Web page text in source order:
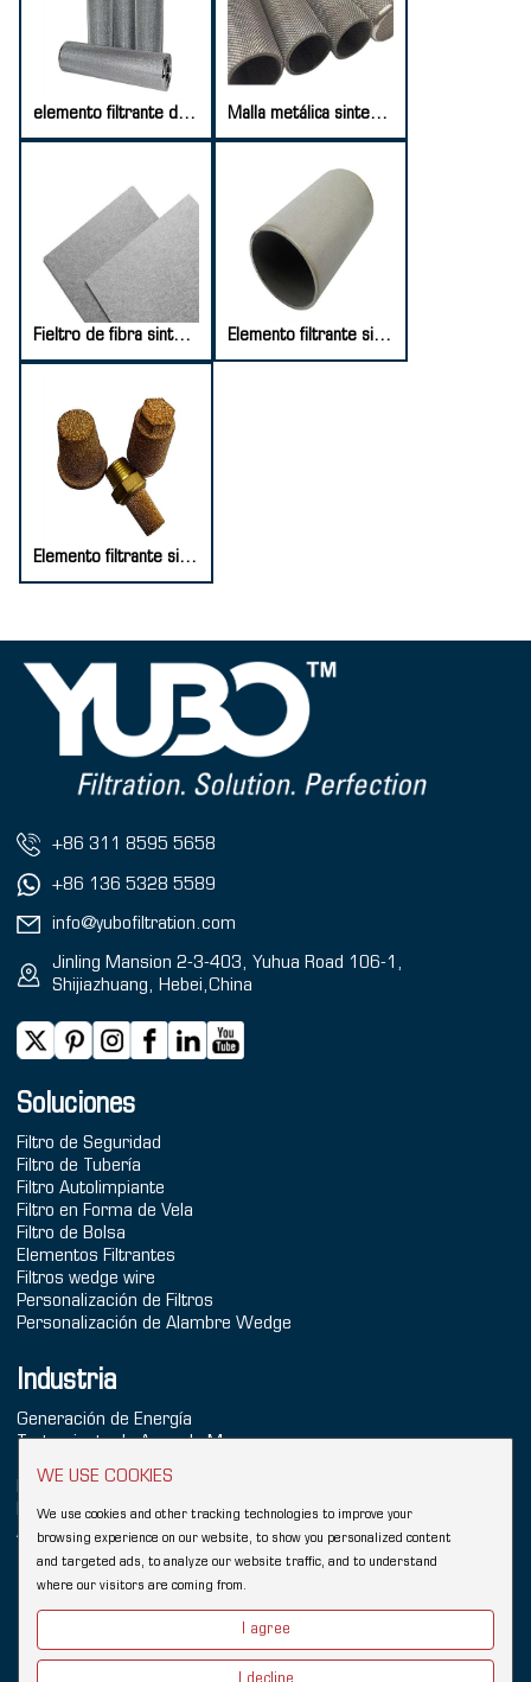
elemento filtrante de malla sinterizada Malla metálica sinterizada perforada
Fieltro de fibra sinterizada de acero inoxidable Elemento filtrante sinterizado de polvo de titanio
Elemento filtrante sinterizado de polvo de cobre
WE USE COOKIES
We use cookies and other tracking technologies to improve your
browsing experience on our website, to show you personalized content
and targeted ads, to analyze our website traffic, and to understand
where our visitors are coming from.
I agree
+86 311 8595 5658
+86 136 5328 5589
info@yubofiltration.com
Jinling Mansion 2-3-403, Yuhua Road 106-1,
Shijiazhuang, Hebei,China
Soluciones
Filtro de Seguridad
Filtro de Tubería
Filtro Autolimpiante
Filtro en Forma de Vela
Filtro de Bolsa
Elementos Filtrantes
Filtros wedge wire
Personalización de Filtros
Personalización de Alambre Wedge
Industria
Generación de Energía
Tratamiento de Agua de Mar
Tratamiento de Agua
Industria Química
Refinación
Alimentos & Bebidas
Copyright © 2026 Hebei YUBO Filtration Equipment Co.,Ltd.
Pantalla Johnson de alambre en cuña
Filtro industrialWedge Wire ScreenVee WireElementos filtrantes